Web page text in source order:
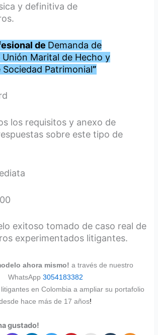
y definitiva de
de Demanda de
Unión Marital de Hecho y
Sociedad Patrimonial”
los requisitos y anexo de
sobre este tipo de
exitoso tomado de caso real de
experimentados litigantes.
ahora mismo! a través de nuestro
WhatsApp 3054183382
en Colombia a ampliar su portafolio
hace más de 17 años!
gustado!